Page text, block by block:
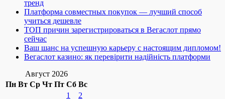
тренд
Платформа совместных покупок — лучший способ
учиться дешевле
ТОП причин зарегистрироваться в Вегаслот прямо
сейчас
Ваш шанс на успешную карьеру с настоящим дипломом!
Вегаслот казино: як перевірити надійність платформи
Август 2026
Пн Вт Ср Чт Пт Сб Вс
1
2